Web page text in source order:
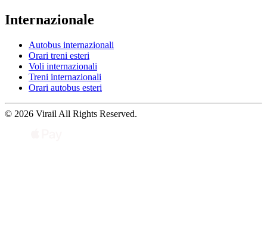
Internazionale
Autobus internazionali
Orari treni esteri
Voli internazionali
Treni internazionali
Orari autobus esteri
© 2026 Virail All Rights Reserved.